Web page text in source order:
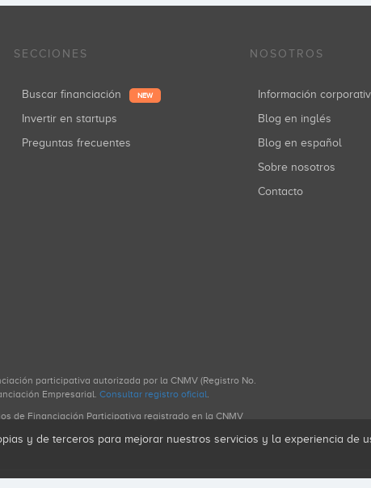
SECCIONES
Buscar financiación NEW
Invertir en startups
Preguntas frecuentes
NOSOTROS
Información
Blog en inglés
Blog en español
Sobre nosotros
Contacto
participativa autorizada por la CNMV (Registro No.
Empresarial. Consultar registro oficial.
de Financiación Participativa registrado en la CNMV
y de terceros para mejorar nuestros servicios y la experiencia de